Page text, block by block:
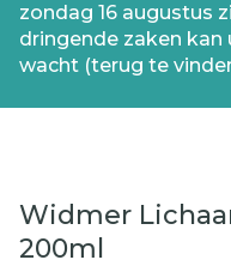
zondag 16 augustus
dringende zaken
wacht (terug te
Widmer
200ml